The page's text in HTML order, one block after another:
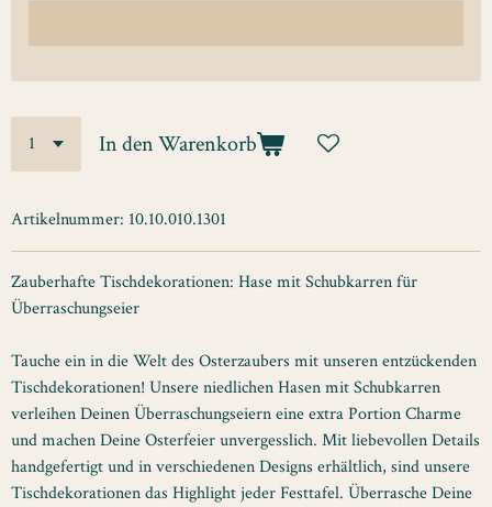
In den Warenkorb
Artikelnummer: 10.10.010.1301
Zauberhafte Tischdekorationen: Hase mit Schubkarren für
Überraschungseier
Tauche ein in die Welt des Osterzaubers mit unseren entzückenden
Tischdekorationen! Unsere niedlichen Hasen mit Schubkarren
verleihen Deinen Überraschungseiern eine extra Portion Charme
und machen Deine Osterfeier unvergesslich. Mit liebevollen Details
handgefertigt und in verschiedenen Designs erhältlich, sind unsere
Tischdekorationen das Highlight jeder Festtafel. Überrasche Deine